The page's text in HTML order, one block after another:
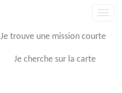
Je trouve une mission courte
Je cherche sur la carte